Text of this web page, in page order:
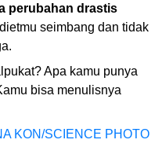
perubahan drastis
seimbang dan tidak
Apa kamu punya
bisa menulisnya
KON/SCIENCE PHOTO